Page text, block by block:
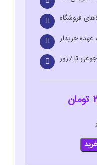
فروشگاه
خریدار
تا 7روز
تومان